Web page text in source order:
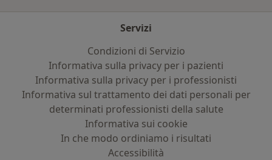
Servizi
Condizioni di Servizio
Informativa sulla privacy per i pazienti
Informativa sulla privacy per i professionisti
Informativa sul trattamento dei dati personali per
determinati professionisti della salute
Informativa sui cookie
In che modo ordiniamo i risultati
Accessibilità